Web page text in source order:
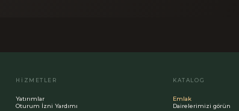
HIZMETLER
Yatırımlar
Oturum İzni Yardımı
KATALOG
Emlak
Dairelerimizi görün